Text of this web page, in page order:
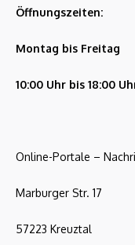
Öffnungszeiten:
Montag bis Freitag
10:00 Uhr bis 18:00
Online-Portale –
Marburger Str. 17
57223 Kreuztal